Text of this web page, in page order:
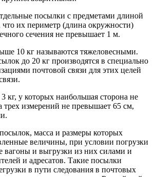
посылки с предметами длиной
их периметр (длина окружности)
сечения не превышает 1 м.
10 кг называются тяжеловесными.
до 20 кг производятся в специально
почтовой связи для этих целей
кг, у которых наибольшая сторона не
трех измерений не превышает 65 см,
масса и размеры которых
величины, при условии погрузки
вагоны и выгрузки из них силами и
и адресатов. Такие посылки
в пути следования в почтовых